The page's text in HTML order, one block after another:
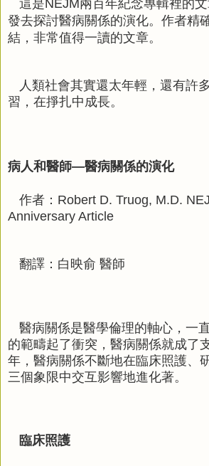
NEJM
發去探討醫病關係的演化。作者精
結，非常值得一讀的文章。
人類社會其實還太年輕，還有許
習，在掙扎中成長。
病人和醫師—醫病關係的演化
作者： Robert D. Truog, M.D.
Anniversary Article
翻譯：白映俞 醫師
醫病關係是醫學倫理的軸心，一
的範疇起了衝突，醫病關係就成了
年，醫病關係不斷地在臨床照護、
三個象限中交互影響地進化著。
臨床照護